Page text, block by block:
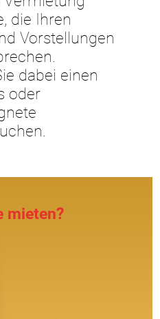
die Ihren
Vorstellungen
dabei einen
oder
mieten?